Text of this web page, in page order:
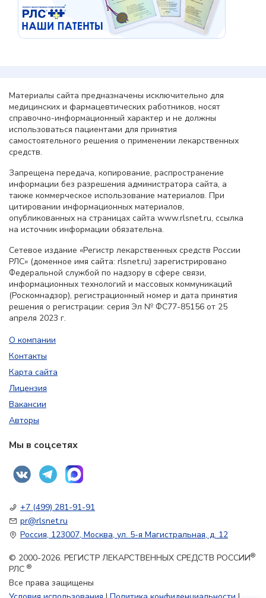
Материалы сайта предназначены исключительно для
медицинских и фармацевтических работников, носят
справочно-информационный характер и не должны
использоваться пациентами для принятия
самостоятельного решения о применении лекарственных
средств.
Запрещена передача, копирование, распространение
информации без разрешения администратора сайта, а
также коммерческое использование материалов. При
цитировании информационных материалов,
опубликованных на страницах сайта www.rlsnet.ru, ссылка
на источник информации обязательна.
Сетевое издание «Регистр лекарственных средств России
РЛС» (доменное имя сайта: rlsnet.ru) зарегистрировано
Федеральной службой по надзору в сфере связи,
информационных технологий и массовых коммуникаций
(Роскомнадзор), регистрационный номер и дата принятия
решения о регистрации: серия Эл № ФС77-85156 от 25
апреля 2023 г.
О компании
Контакты
Карта сайта
Лицензия
Вакансии
Авторы
Мы в соцсетях
+7 (499) 281-91-91
pr@rlsnet.ru
Россия, 123007, Москва, ул. 5-я Магистральная, д. 12
© 2000-2026. РЕГИСТР ЛЕКАРСТВЕННЫХ СРЕДСТВ РОССИИ®
РЛС ®
Все права защищены